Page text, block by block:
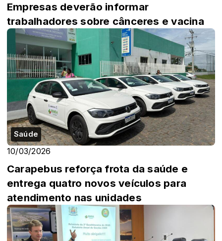
Empresas deverão informar
trabalhadores sobre cânceres e vacina
Saúde
10/03/2026
Carapebus reforça frota da saúde e
entrega quatro novos veículos para
atendimento nas unidades